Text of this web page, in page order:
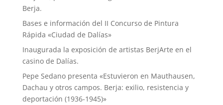
Berja.
Bases e información del II Concurso de Pintura
Rápida «Ciudad de Dalías»
Inaugurada la exposición de artistas BerjArte en el
casino de Dalías.
Pepe Sedano presenta «Estuvieron en Mauthausen,
Dachau y otros campos. Berja: exilio, resistencia y
deportación (1936-1945)»